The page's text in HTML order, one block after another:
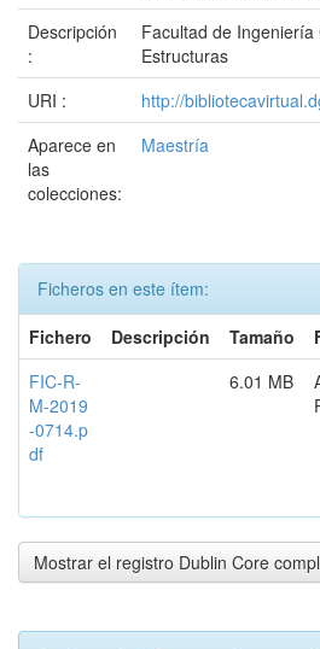
Descripción
:
Facultad de
Estructuras
URI :
http://
Aparece en
las
colecciones:
Maestría
Ficheros en este ítem:
Fichero
Descripción Tamaño
FIC-R-
M-2019
-0714.p
df
6.01 MB
Mostrar el registro Dublin Core